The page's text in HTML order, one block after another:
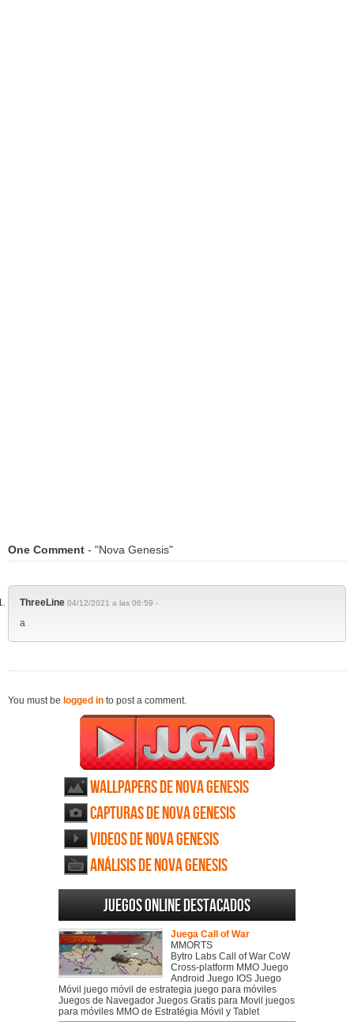
One Comment - "Nova Genesis"
ThreeLine 04/12/2021 a las 06:59 -
a
You must be logged in to post a comment.
Wallpapers de Nova Genesis
Capturas de Nova Genesis
Videos de Nova Genesis
Análisis de Nova Genesis
Juegos online destacados
Juega Call of War
MMORTS
Bytro Labs Call of War CoW
Cross-platform MMO Juego
Android Juego IOS Juego
Móvil juego móvil de estrategia juego para móviles
Juegos de Navegador Juegos Gratis para Movil juegos
para móviles MMO de Estratégia Móvil y Tablet